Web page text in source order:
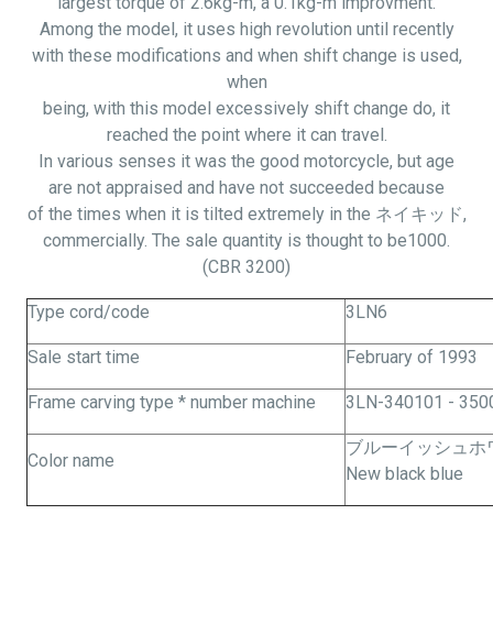
Among the model, it uses high revolution until recently
with these modifications and when shift change is used,
when
being, with this model excessively shift change do, it
reached the point where it can travel.
In various senses it was the good motorcycle, but age
are not appraised and have not succeeded because
of the times when it is tilted extremely in the ネイキッド,
commercially. The sale quantity is thought to be1000.
(CBR 3200)
Type cord/code 3LN6
Sale start time February of 1993
Frame carving type * number machine 3LN-340101 -
Color name
ブルーイッシュ
New black blue